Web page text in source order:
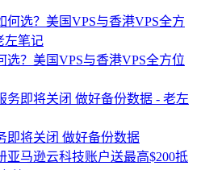
选？美国VPS与香港VPS全方位
即将关闭 做好备份数据